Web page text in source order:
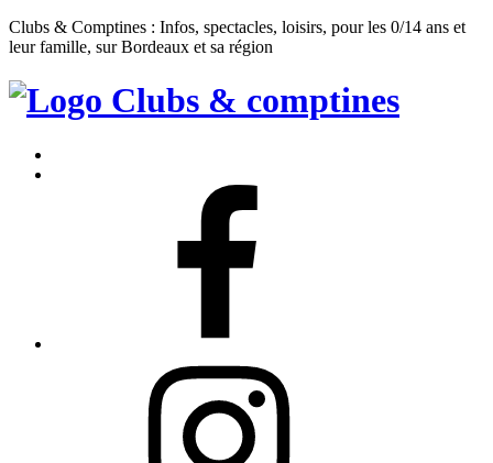
Clubs & Comptines : Infos, spectacles, loisirs, pour les 0/14 ans et
leur famille, sur Bordeaux et sa région
Clubs
Comptines